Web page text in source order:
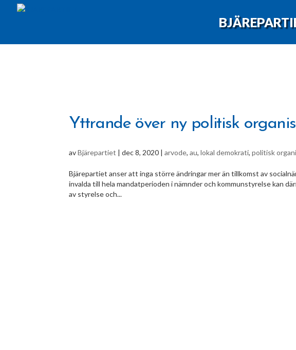
Yttrande över ny politisk
avBjärepartiet |dec 8, 2020 |arvode,au,lokal demokrati,politisk
Bjärepartiet anser att inga större ändringar mer än tillkomst av
invalda till hela mandatperioden i nämnder och kommunstyrelse kan
av styrelse och...